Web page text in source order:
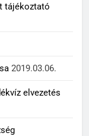
tájékoztató
2019.03.06.
elvezetés